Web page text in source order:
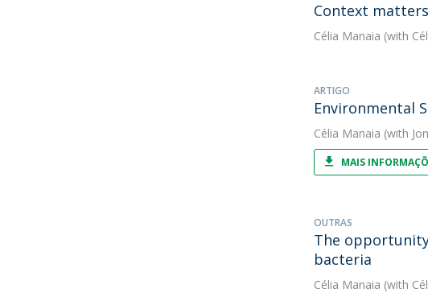
Context
Célia Manaia (with
ARTIGO
Environmental
Célia Manaia (with
MAIS
OUTRAS
The
bacteria
Célia Manaia (with